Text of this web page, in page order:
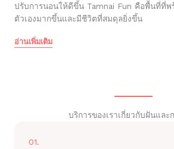
ปรับการนอนให้ดีขึ้น Tamnai Fun คือพื้นที่ที่พ
ตัวเองมากขึ้นและมีชีวิตที่สมดุลยิ่งขึ้น
อ่านเพิ่มเติม
บริการของเราเกี่ยวกับฝันและ
01.